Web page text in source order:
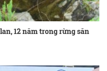
12 năm trong rừng săn